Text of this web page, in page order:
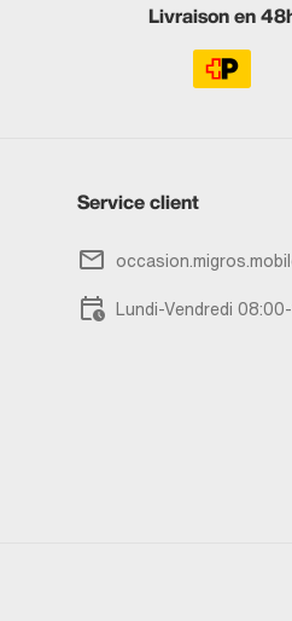
Livraison en
Service client
Lundi-Vendredi